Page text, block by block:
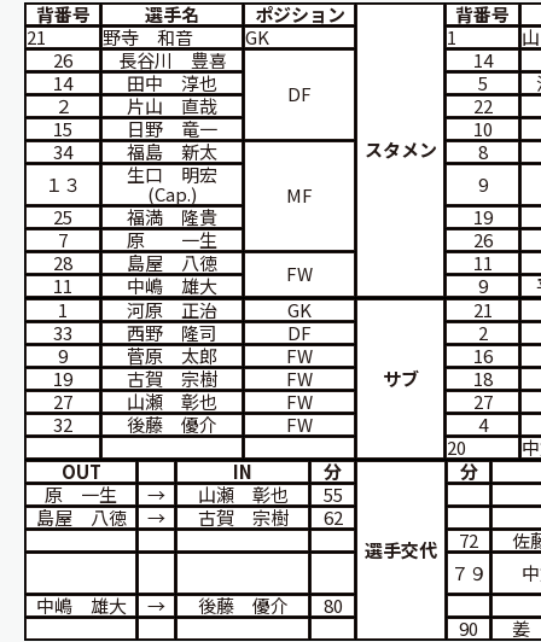
背番号 選手名 ポジション
スタメン
背番号
21
野寺 和音 GK 1
26
長谷川 豊喜
DF
14
14
田中 淳也 5
２
片山 直哉
22
15
日野 竜一
10
34
福島 新太
MF
8
１３
生口 明宏
(Cap.)
9
25
福満 隆貴
19
7
原 一生
26
28
島屋 八徳 FW
11
11
中嶋 雄大 9
1
河原 正治 GK
サブ
21
33
西野 隆司 DF
2
9
菅原 太郎 FW
16
19
古賀 宗樹 FW
18
27
山瀬 彰也 FW
27
32
後藤 優介 FW
4
20
OUT
IN 分
選手交代
分
原 一生
→ 山瀬 彰也
55
島屋 八徳
→ 古賀 宗樹
62
72
佐
７９
中嶋 雄大
→ 後藤 優介
80
90